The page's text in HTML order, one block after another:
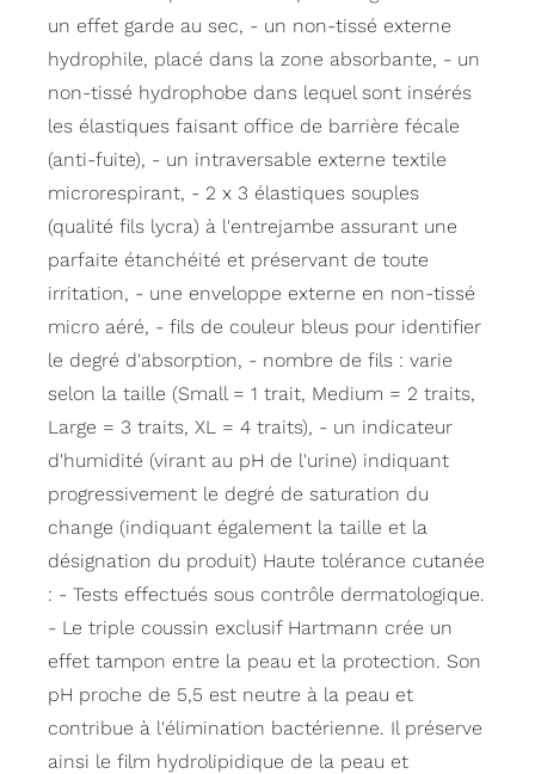
un effet garde au sec, - un non-tissé externe
hydrophile, placé dans la zone absorbante, - un
non-tissé hydrophobe dans lequel sont insérés
les élastiques faisant office de barrière fécale
(anti-fuite), - un intraversable externe textile
microrespirant, - 2 x 3 élastiques souples
(qualité fils lycra) à l'entrejambe assurant une
parfaite étanchéité et préservant de toute
irritation, - une enveloppe externe en non-tissé
micro aéré, - fils de couleur bleus pour identifier
le degré d'absorption, - nombre de fils : varie
selon la taille (Small = 1 trait, Medium = 2 traits,
Large = 3 traits, XL = 4 traits), - un indicateur
d'humidité (virant au pH de l'urine) indiquant
progressivement le degré de saturation du
change (indiquant également la taille et la
désignation du produit) Haute tolérance cutanée
: - Tests effectués sous contrôle dermatologique.
- Le triple coussin exclusif Hartmann crée un
effet tampon entre la peau et la protection. Son
pH proche de 5,5 est neutre à la peau et
contribue à l'élimination bactérienne. Il préserve
ainsi le film hydrolipidique de la peau et